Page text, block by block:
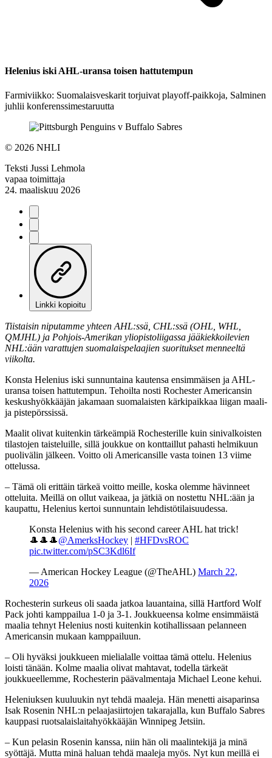
Helenius iski AHL-uransa toisen hattutempun
Farmiviikko: Suomalaisveskarit torjuivat playoff-paikkoja, Salminen
juhlii konferenssimestaruutta
© 2026 NHLI
Teksti Jussi Lehmola
vapaa toimittaja
24. maaliskuu 2026
Linkki kopioitu
Tiistaisin niputamme yhteen AHL:ssä, CHL:ssä (OHL, WHL,
QMJHL) ja Pohjois-Amerikan yliopistoliigassa jääkiekkoilevien
NHL:ään varattujen suomalaispelaajien suoritukset menneeltä
viikolta.
Konsta Helenius iski sunnuntaina kautensa ensimmäisen ja AHL-
uransa toisen hattutempun. Tehoilta nosti Rochester Americansin
keskushyökkääjän jakamaan suomalaisten kärkipaikkaa liigan maali-
ja pistepörssissä.
Maalit olivat kuitenkin tärkeämpiä Rochesterille kuin sinivalkoisten
tilastojen taisteluille, sillä joukkue on konttaillut pahasti helmikuun
puolivälin jälkeen. Voitto oli Americansille vasta toinen 13 viime
ottelussa.
– Tämä oli erittäin tärkeä voitto meille, koska olemme hävinneet
otteluita. Meillä on ollut vaikeaa, ja jätkiä on nostettu NHL:ään ja
kaupattu, Helenius kertoi sunnuntain lehdistötilaisuudessa.
Konsta Helenius with his second career AHL hat trick!
🎩🎩🎩@AmerksHockey | #HFDvsROC
pic.twitter.com/pSC3Kdl6If
— American Hockey League (@TheAHL) March 22,
2026
Rochesterin surkeus oli saada jatkoa lauantaina, sillä Hartford Wolf
Pack johti kamppailua 1-0 ja 3-1. Joukkueensa kolme ensimmäistä
maalia tehnyt Helenius nosti kuitenkin kotihallissaan pelanneen
Americansin mukaan kamppailuun.
– Oli hyväksi joukkueen mielialalle voittaa tämä ottelu. Helenius
loisti tänään. Kolme maalia olivat mahtavat, todella tärkeät
joukkueellemme, Rochesterin päävalmentaja Michael Leone kehui.
Heleniuksen kuuluukin nyt tehdä maaleja. Hän menetti aisaparinsa
Isak Rosenin NHL:n pelaajasiirtojen takarajalla, kun Buffalo Sabres
kauppasi ruotsalaislaitahyökkääjän Winnipeg Jetsiin.
– Kun pelasin Rosenin kanssa, niin hän oli maalintekijä ja minä
syöttäjä. Mutta minä haluan tehdä maaleja myös. Nyt kun meillä ei